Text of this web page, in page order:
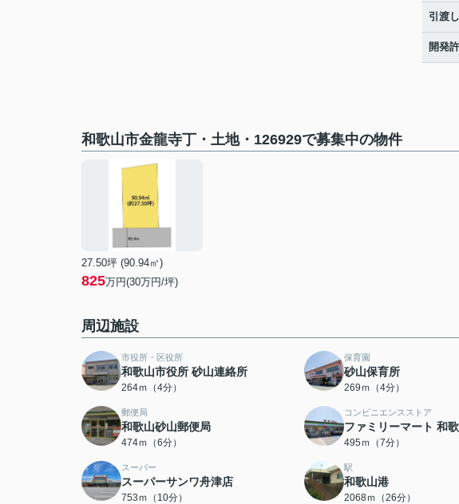
引渡し
開発
和歌山市金龍寺丁・土地・126929で募集中の物件
27.50坪 (90.94㎡)
825万円(30万円/坪)
周辺施設
市役所・区役所
和歌山市役所 砂山連絡所
264ｍ（4分）
保育園
砂山保育所
269ｍ（4分）
郵便局
和歌山砂山郵便局
474ｍ（6分）
コンビニエンスストア
ファミリーマート 和
495ｍ（7分）
スーパー
スーパーサンワ舟津店
753ｍ（10分）
駅
和歌山港
2068ｍ（26分）